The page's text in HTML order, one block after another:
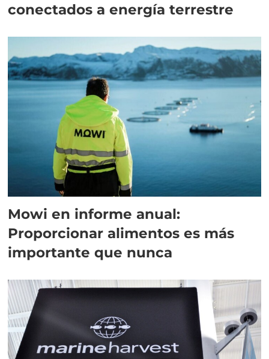
conectados a energía terrestre
Mowi en informe anual:
Proporcionar alimentos es más
importante que nunca